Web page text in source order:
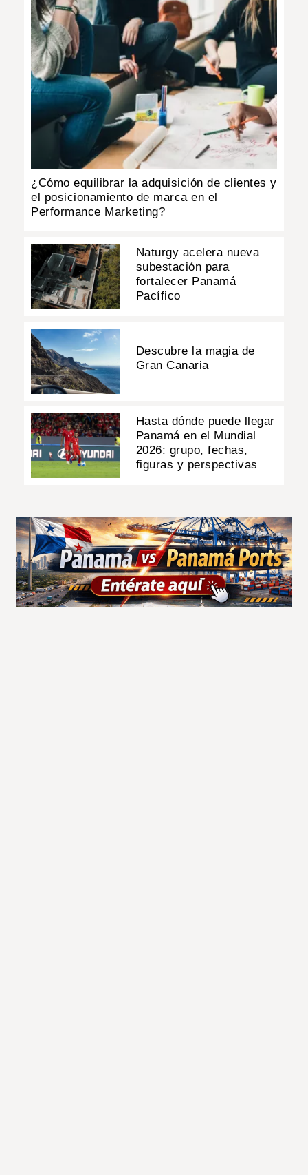
¿Cómo equilibrar la adquisición de clientes y
el posicionamiento de marca en el
Performance Marketing?
Naturgy acelera nueva
subestación para
fortalecer Panamá
Pacífico
Descubre la magia de
Gran Canaria
Hasta dónde puede llegar
Panamá en el Mundial
2026: grupo, fechas,
figuras y perspectivas